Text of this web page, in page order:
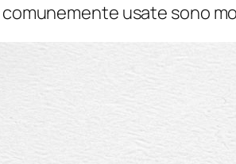
usate sono